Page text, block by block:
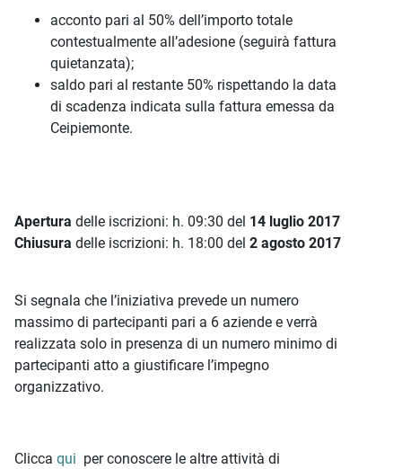
acconto pari al 50% dell’importo totale
contestualmente all’adesione (seguirà fattura
quietanzata);
saldo pari al restante 50% rispettando la data
di scadenza indicata sulla fattura emessa da
Ceipiemonte.
Apertura delle iscrizioni: h. 09:30 del 14 luglio 2017
Chiusura delle iscrizioni: h. 18:00 del 2 agosto 2017
Si segnala che l’iniziativa prevede un numero
massimo di partecipanti pari a 6 aziende e verrà
realizzata solo in presenza di un numero minimo di
partecipanti atto a giustificare l’impegno
organizzativo.
Clicca qui per conoscere le altre attività di